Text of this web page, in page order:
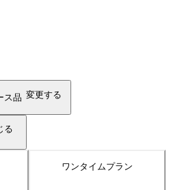
ス品 変更する
る
ワンタイムプラン